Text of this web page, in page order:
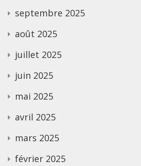
septembre 2025
août 2025
juillet 2025
juin 2025
mai 2025
avril 2025
mars 2025
février 2025